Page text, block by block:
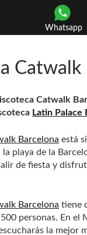
Whatsapp
Catwalk
Catwalk
Latin Palace
Barcelona está
playa de la
de fiesta y
Barcelona tiene
personas. En el
la mejor